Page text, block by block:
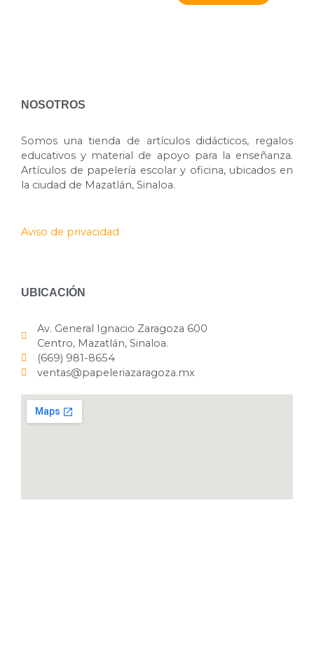
NOSOTROS
Somos una tienda de artículos didácticos, regalos
educativos y material de apoyo para la enseñanza.
Artículos de papelería escolar y oficina, ubicados en
la ciudad de Mazatlán, Sinaloa.
Aviso de privacidad
UBICACIÓN
Av. General Ignacio Zaragoza 600
Centro, Mazatlán, Sinaloa.
(669) 981-8654
ventas@papeleriazaragoza.mx